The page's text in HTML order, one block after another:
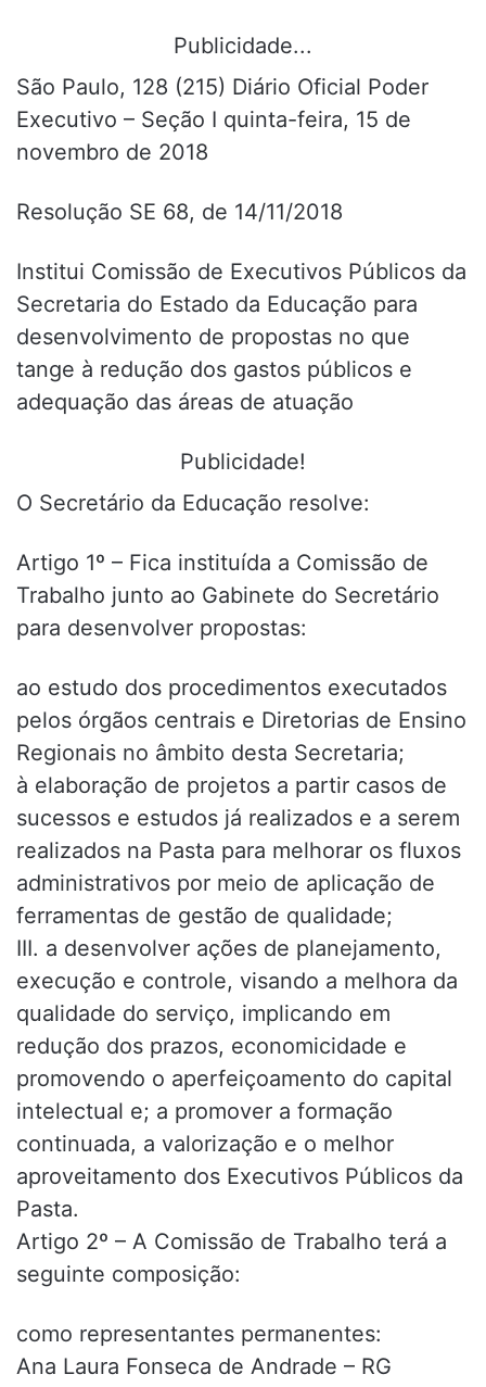
Publicidade...
São Paulo, 128 (215) Diário Oficial Poder
Executivo – Seção I quinta-feira, 15 de
novembro de 2018
Resolução SE 68, de 14/11/2018
Institui Comissão de Executivos Públicos da
Secretaria do Estado da Educação para
desenvolvimento de propostas no que
tange à redução dos gastos públicos e
adequação das áreas de atuação
Publicidade!
O Secretário da Educação resolve:
Artigo 1º – Fica instituída a Comissão de
Trabalho junto ao Gabinete do Secretário
para desenvolver propostas:
ao estudo dos procedimentos executados
pelos órgãos centrais e Diretorias de Ensino
Regionais no âmbito desta Secretaria;
à elaboração de projetos a partir casos de
sucessos e estudos já realizados e a serem
realizados na Pasta para melhorar os fluxos
administrativos por meio de aplicação de
ferramentas de gestão de qualidade;
III. a desenvolver ações de planejamento,
execução e controle, visando a melhora da
qualidade do serviço, implicando em
redução dos prazos, economicidade e
promovendo o aperfeiçoamento do capital
intelectual e; a promover a formação
continuada, a valorização e o melhor
aproveitamento dos Executivos Públicos da
Pasta.
Artigo 2º – A Comissão de Trabalho terá a
seguinte composição:
como representantes permanentes:
Ana Laura Fonseca de Andrade – RG